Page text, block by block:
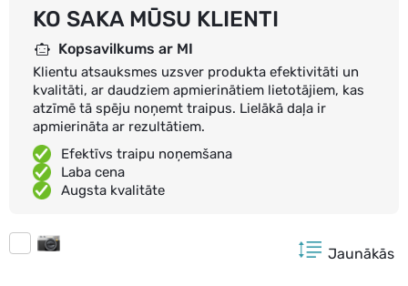
KO SAKA MŪSU KLIENTI
Kopsavilkums ar MI
Klientu atsauksmes uzsver produkta efektivitāti un
kvalitāti, ar daudziem apmierinātiem lietotājiem, kas
atzīmē tā spēju noņemt traipus. Lielākā daļa ir
apmierināta ar rezultātiem.
Efektīvs traipu noņemšana
Laba cena
Augsta kvalitāte
Jaunākās